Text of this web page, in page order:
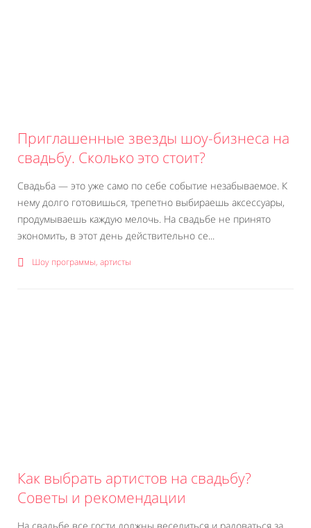
Приглашенные звезды шоу-бизнеса на
свадьбу. Сколько это стоит?
Свадьба — это уже само по себе событие незабываемое. К
нему долго готовишься, трепетно выбираешь аксессуары,
продумываешь каждую мелочь. На свадьбе не принято
экономить, в этот день действительно се...
Шоу программы, артисты
Как выбрать артистов на свадьбу?
Советы и рекомендации